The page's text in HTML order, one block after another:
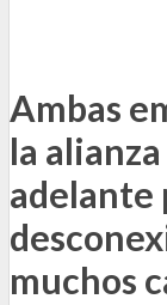
Ambas
la
adelante
muchos